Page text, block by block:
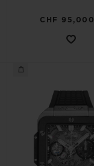
CHF 95,000